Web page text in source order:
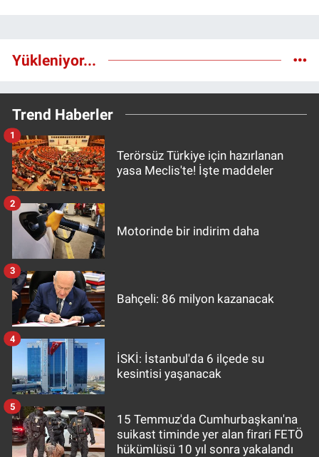
Yükleniyor...
Trend Haberler
Terörsüz Türkiye için hazırlanan
yasa Meclis'te! İşte maddeler
1
Motorinde bir indirim daha
2
Bahçeli: 86 milyon kazanacak
3
İSKİ: İstanbul'da 6 ilçede su
kesintisi yaşanacak
4
15 Temmuz'da Cumhurbaşkanı'na
suikast timinde yer alan firari FETÖ
hükümlüsü 10 yıl sonra yakalandı
5